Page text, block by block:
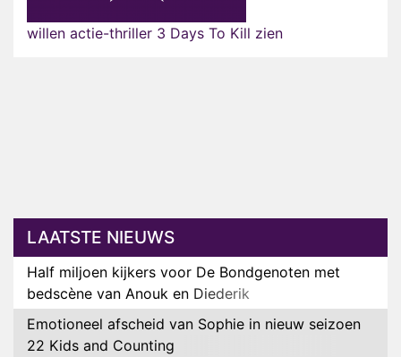
willen actie-thriller 3 Days To Kill zien
LAATSTE NIEUWS
Half miljoen kijkers voor De Bondgenoten met
bedscène van Anouk en Diederik
Emotioneel afscheid van Sophie in nieuw seizoen
22 Kids and Counting